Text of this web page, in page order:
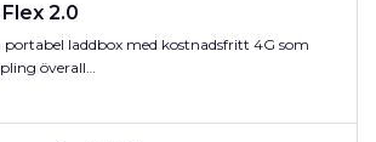
2.0
portabel laddbox med kostnadsfritt 4G som
överall…